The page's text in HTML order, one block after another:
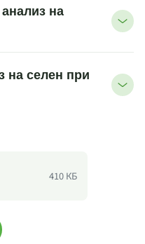
на
на селен при
410 КБ